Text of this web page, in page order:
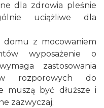
dla zdrowia pleśnie
uciążliwe dla
z mocowaniem
wyposażenie o
zastosowania
rozporowych do
muszą być dłuższe i
zazwyczaj;